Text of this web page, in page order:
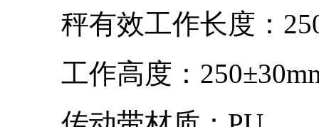
秤有效工作长度：
工作高度：